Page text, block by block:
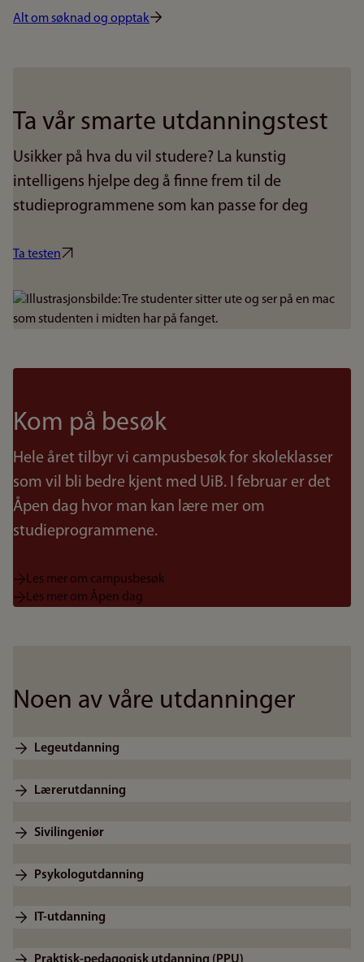
Alt om søknad og opptak
Ta vår smarte utdanningstest
Usikker på hva du vil studere? La kunstig
intelligens hjelpe deg å finne frem til de
studieprogrammene som kan passe for deg
Ta testen
Bilde
Kom på besøk
Hele året tilbyr vi campusbesøk for skoleklasser
som vil bli bedre kjent med UiB. I februar er det
Åpen dag hvor man kan lære mer om
studieprogrammene.
Les mer om campusbesøk
Les mer om Åpen dag
Noen av våre utdanninger
Legeutdanning
Lærerutdanning
Sivilingeniør
Psykologutdanning
IT-utdanning